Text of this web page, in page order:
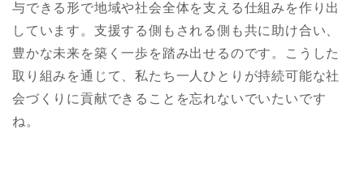
与できる形で地域や社会全体を支える仕組みを作り出
しています。支援する側もされる側も共に助け合い、
豊かな未来を築く一歩を踏み出せるのです。こうした
取り組みを通じて、私たち一人ひとりが持続可能な社
会づくりに貢献できることを忘れないでいたいです
ね。